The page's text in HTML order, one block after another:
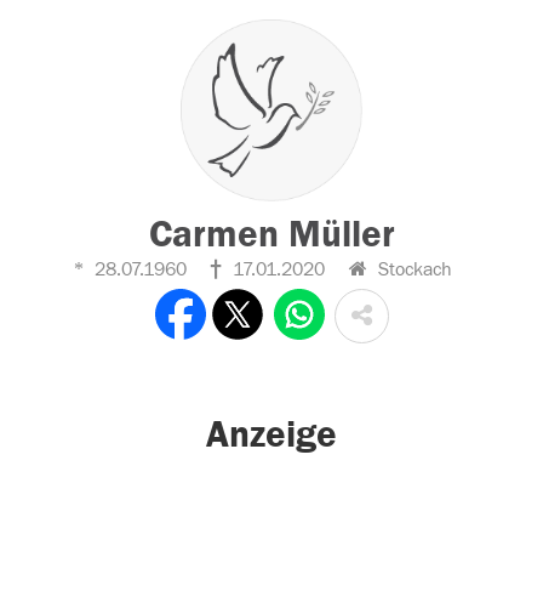
Carmen Müller
28.07.1960 17.01.2020 Stockach
Anzeige